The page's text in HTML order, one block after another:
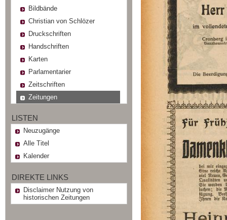
Bildbände
Christian von Schlözer
Druckschriften
Handschriften
Karten
Parlamentarier
Zeitschriften
Zeitungen
LISTEN
Neuzugänge
Alle Titel
Kalender
DIREKTE LINKS
Disclaimer Nutzung von
historischen Zeitungen